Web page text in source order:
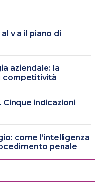
via il piano di
aziendale: la
competitività
indicazioni
come l’intelligenza
penale